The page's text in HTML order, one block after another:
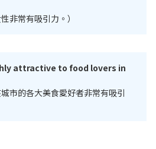
非常有吸引力。）
attractive to food lovers in
城市的各大美食愛好者非常有吸引